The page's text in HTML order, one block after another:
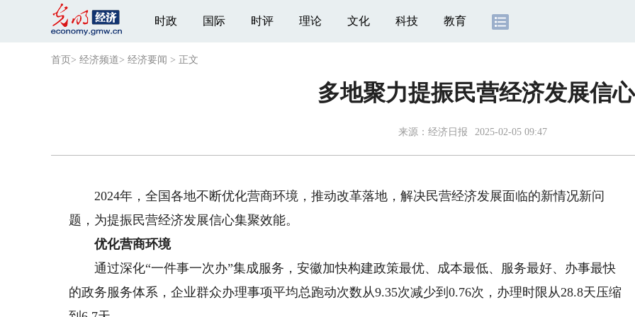
时政 国际 时评 理论 文化 科技 教育
首页 > 经济频道> 经济要闻 > 正文
多地聚力提振民营经济发展信心
来源： 经济日报 2025-02-05 09:47
2024年，全国各地不断优化营商环境，推动改革落地，解决民营经济发展面临的新情况新问
题，为提振民营经济发展信心集聚效能。
优化营商环境
通过深化“一件事一次办”集成服务，安徽加快构建政策最优、成本最低、服务最好、办事最快
的政务服务体系，企业群众办理事项平均总跑动次数从9.35次减少到0.76次，办理时限从28.8天压缩